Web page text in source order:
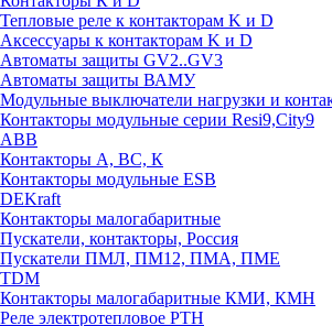
Тепловые реле к контакторам K и D
Аксессуары к контакторам K и D
Автоматы защиты GV2..GV3
Автоматы защиты ВАМУ
Модульные выключатели нагрузки и
Контакторы модульные серии Resi9,City9
ABB
Контакторы А, ВС, К
Контакторы модульные ESB
DEKraft
Контакторы малогабаритные
Пускатели, контакторы, Россия
Пускатели ПМЛ, ПМ12, ПМА, ПМЕ
TDM
Контакторы малогабаритные КМИ, КМН
Реле электротепловое РТН